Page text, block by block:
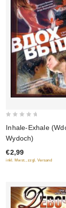
of
5
Inhale-Exhale
Wydoch)
€2,99
inkl. Mwst., zzgl. Versand